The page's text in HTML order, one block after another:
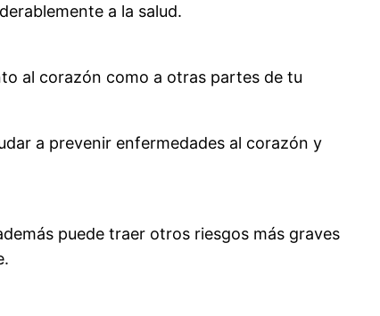
a la salud.
al corazón como a otras partes de tu
a prevenir enfermedades al corazón y
puede traer otros riesgos más graves